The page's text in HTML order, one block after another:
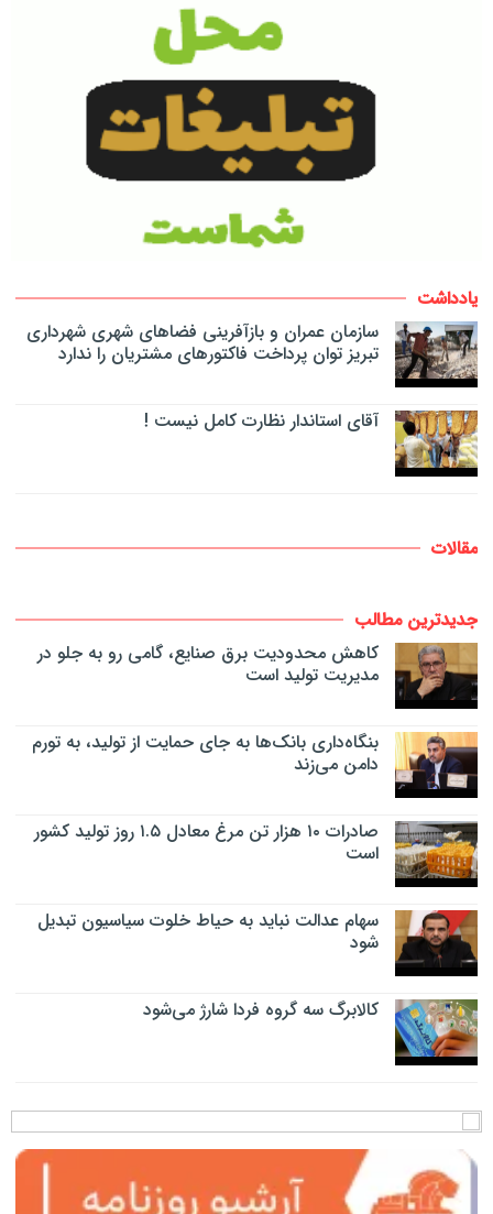
یادداشت
سازمان عمران و بازآفرینی فضاهای شهری شهرداری
تبریز توان پرداخت فاکتورهای مشتریان را ندارد
آقای استاندار نظارت کامل نیست !
مقالات
جدیدترین مطالب
کاهش محدودیت برق صنایع، گامی رو به جلو در
مدیریت تولید است
بنگاه‌داری بانک‌ها به جای حمایت از تولید، به تورم
دامن می‌زند
صادرات ۱۰ هزار تن مرغ معادل ۱.۵ روز تولید کشور
است
سهام عدالت نباید به حیاط خلوت سیاسیون تبدیل
شود
کالابرگ سه گروه فردا شارژ می‌شود